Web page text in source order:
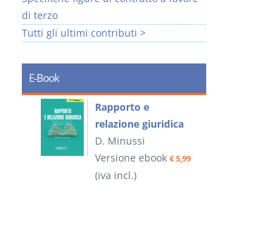
di terzo
Tutti gli ultimi contributi >
E-Book
Rapporto e
relazione giuridica
D. Minussi
Versione ebook€ 5,99
(iva incl.)